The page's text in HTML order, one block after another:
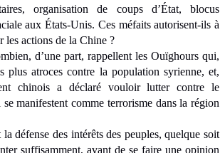
organisation de coups d’État, blocus
aux États-Unis. Ces méfaits autorisent-ils à
les actions de la Chine ?
d’une part, rappellent les Ouïghours qui,
plus atroces contre la population syrienne, et,
chinois a déclaré vouloir lutter contre le
manifestent comme terrorisme dans la région
défense des intérêts des peuples, quelque soit
suffisamment, avant de se faire une opinion